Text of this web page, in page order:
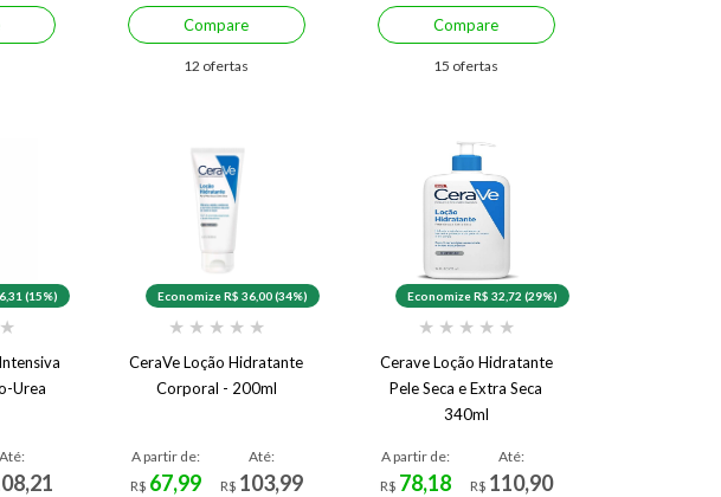
Compare
12 ofertas
Compare
15 ofertas
(15%)
★
Urea
Até:
Economize R$ 36,00 (34%)
★ ★ ★ ★ ★
CeraVe Loção Hidratante
Corporal - 200ml
A partir de:
R$ 67,99
Até:
R$ 103,99
Economize R$ 32,72 (29%)
★ ★ ★ ★ ★
Cerave Loção Hidratante
Pele Seca e Extra Seca
340ml
A partir de:
R$ 78,18
Até:
R$ 110,90